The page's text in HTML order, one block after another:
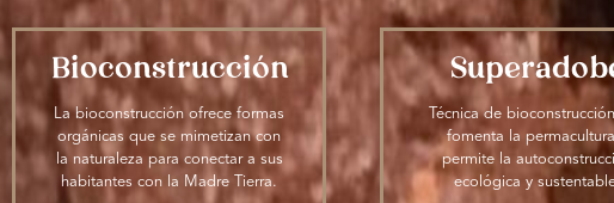
Bioconstrucción
La bioconstrucción ofrece formas
orgánicas que se mimetizan con
la naturaleza para conectar a sus
habitantes con la Madre Tierra.
Técnica de
fomenta la
permite la
ecológica y